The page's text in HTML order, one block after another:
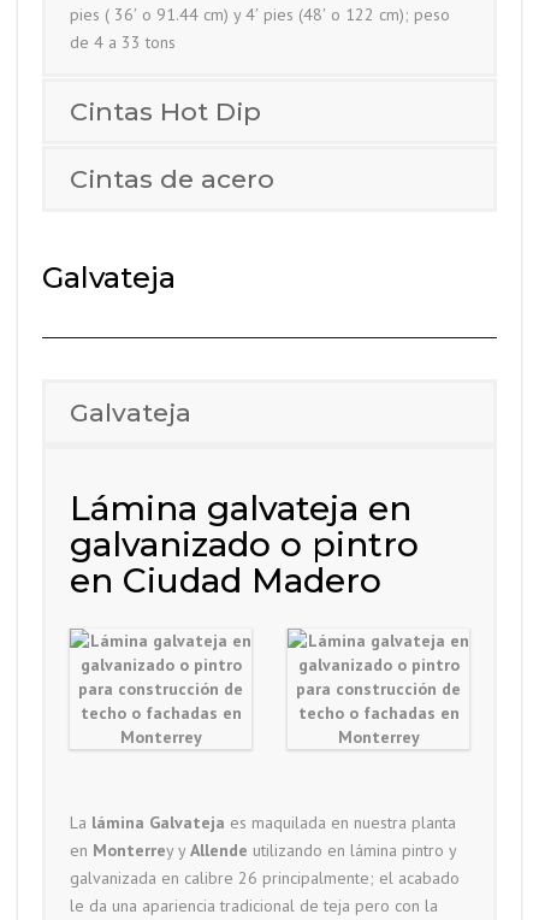
pies ( 36′ o 91.44 cm) y 4′ pies (48′ o 122 cm); peso
de 4 a 33 tons
Cintas Hot Dip
Cintas de acero
Galvateja
Galvateja
Lámina galvateja en
galvanizado o pintro
en Ciudad Madero
La lámina Galvateja es maquilada en nuestra planta
en Monterrey yAllende utilizando en lámina pintro y
galvanizada en calibre 26 principalmente; el acabado
le da una apariencia tradicional de teja pero con la